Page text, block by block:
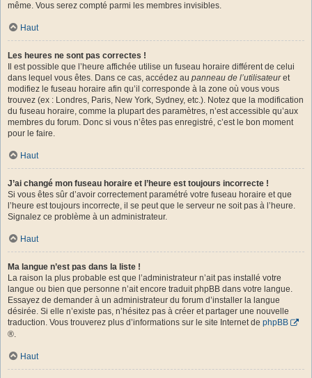
même. Vous serez compté parmi les membres invisibles.
Haut
Les heures ne sont pas correctes !
Il est possible que l’heure affichée utilise un fuseau horaire différent de celui
dans lequel vous êtes. Dans ce cas, accédez au panneau de l’utilisateuret
modifiez le fuseau horaire afin qu’il corresponde à la zone où vous vous
trouvez (ex : Londres, Paris, New York, Sydney, etc.). Notez que la modification
du fuseau horaire, comme la plupart des paramètres, n’est accessible qu’aux
membres du forum. Donc si vous n’êtes pas enregistré, c’est le bon moment
pour le faire.
Haut
J’ai changé mon fuseau horaire et l’heure est toujours incorrecte !
Si vous êtes sûr d’avoir correctement paramétré votre fuseau horaire et que
l’heure est toujours incorrecte, il se peut que le serveur ne soit pas à l’heure.
Signalez ce problème à un administrateur.
Haut
Ma langue n’est pas dans la liste !
La raison la plus probable est que l’administrateur n’ait pas installé votre
langue ou bien que personne n’ait encore traduit phpBB dans votre langue.
Essayez de demander à un administrateur du forum d’installer la langue
désirée. Si elle n’existe pas, n’hésitez pas à créer et partager une nouvelle
traduction. Vous trouverez plus d’informations sur le site Internet de phpBB
®.
Haut